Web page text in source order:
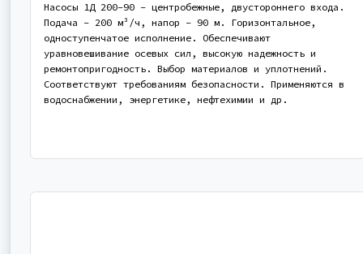
Насосы 1Д 200-90 - центробежные, двустороннего входа.
Подача - 200 м³/ч, напор - 90 м. Горизонтальное,
одноступенчатое исполнение. Обеспечивают
уравновешивание осевых сил, высокую надежность и
ремонтопригодность. Выбор материалов и уплотнений.
Соответствуют требованиям безопасности. Применяются в
водоснабжении, энергетике, нефтехимии и др.